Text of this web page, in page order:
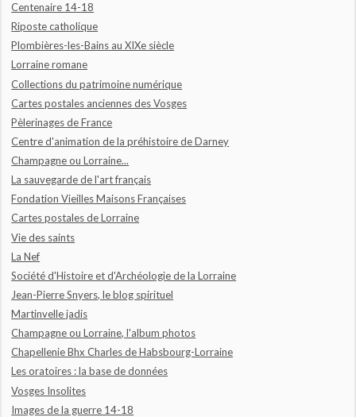
Centenaire 14-18
Riposte catholique
Plombières-les-Bains au XIXe siècle
Lorraine romane
Collections du patrimoine numérique
Cartes postales anciennes des Vosges
Pèlerinages de France
Centre d'animation de la préhistoire de Darney
Champagne ou Lorraine...
La sauvegarde de l'art français
Fondation Vieilles Maisons Françaises
Cartes postales de Lorraine
Vie des saints
La Nef
Société d'Histoire et d'Archéologie de la Lorraine
Jean-Pierre Snyers, le blog spirituel
Martinvelle jadis
Champagne ou Lorraine, l'album photos
Chapellenie Bhx Charles de Habsbourg-Lorraine
Les oratoires : la base de données
Vosges Insolites
Images de la guerre 14-18